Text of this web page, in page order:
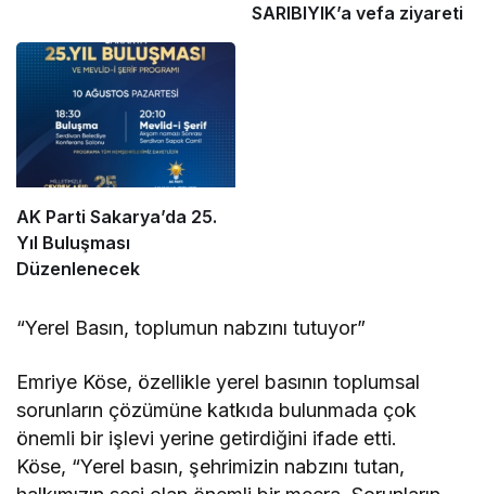
SARIBIYIK’a vefa ziyareti
AK Parti Sakarya’da 25.
Yıl Buluşması
Düzenlenecek
“Yerel Basın, toplumun nabzını tutuyor”
Emriye Köse, özellikle yerel basının toplumsal
sorunların çözümüne katkıda bulunmada çok
önemli bir işlevi yerine getirdiğini ifade etti.
Köse, “Yerel basın, şehrimizin nabzını tutan,